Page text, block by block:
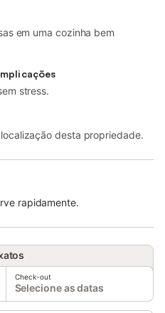
em uma cozinha bem
stress.
desta propriedade.
rapidamente.
Check-out
Selecione as datas